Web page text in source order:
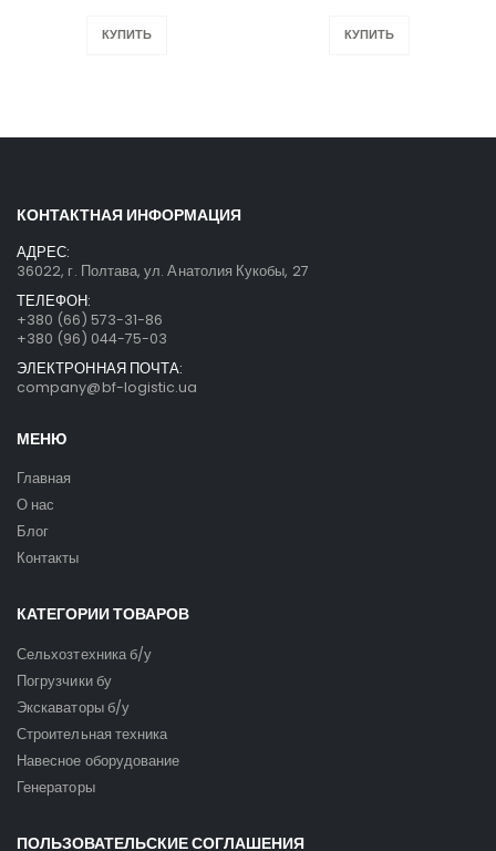
КУПИТЬ КУПИТЬ
КОНТАКТНАЯ ИНФОРМАЦИЯ
АДРЕС:
36022, г. Полтава, ул. Анатолия Кукобы, 27
ТЕЛЕФОН:
+380 (66) 573-31-86
+380 (96) 044-75-03
ЭЛЕКТРОННАЯ ПОЧТА:
company@bf-logistic.ua
МЕНЮ
Главная
О нас
Блог
Контакты
КАТЕГОРИИ ТОВАРОВ
Сельхозтехника б/у
Погрузчики бу
Экскаваторы б/у
Строительная техника
Навесное оборудование
Генераторы
ПОЛЬЗОВАТЕЛЬСКИЕ СОГЛАШЕНИЯ